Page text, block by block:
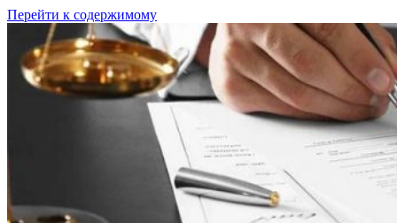
Перейти к содержимому